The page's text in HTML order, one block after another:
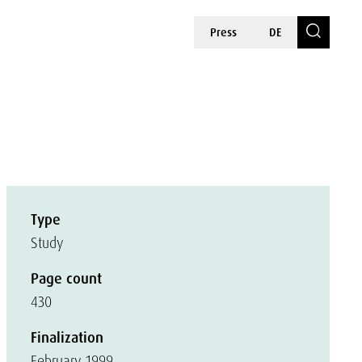
Press DE
Type
Study
Page count
430
Finalization